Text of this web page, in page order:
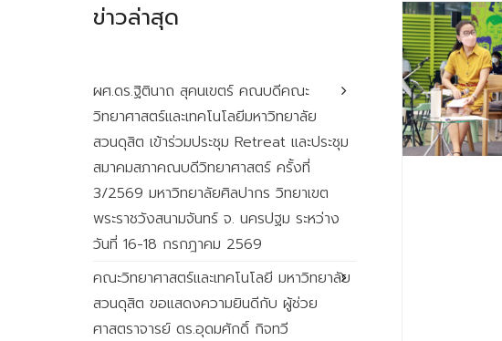
ข่าวล่าสุด
ผศ.ดร.ฐิตินาถ สุคนเขตร์ คณบดีคณะ
วิทยาศาสตร์และเทคโนโลยีมหาวิทยาลัย
สวนดุสิต เข้าร่วมประชุม Retreat และประชุม
สมาคมสภาคณบดีวิทยาศาสตร์ ครั้งที่
3/2569 มหาวิทยาลัยศิลปากร วิทยาเขต
พระราชวังสนามจันทร์ จ. นครปฐม ระหว่าง
วันที่ 16-18 กรกฎาคม 2569
คณะวิทยาศาสตร์และเทคโนโลยี มหาวิทยาลัย
สวนดุสิต ขอแสดงความยินดีกับ ผู้ช่วย
ศาสตราจารย์ ดร.อุดมศักดิ์ กิจทวี